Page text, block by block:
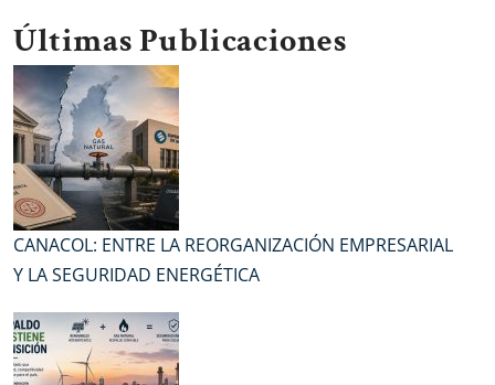
Últimas Publicaciones
CANACOL: ENTRE LA REORGANIZACIÓN EMPRESARIAL
Y LA SEGURIDAD ENERGÉTICA